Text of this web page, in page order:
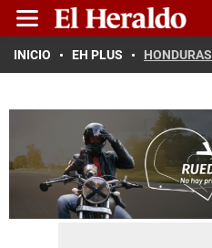
INICIO EH PLUS HONDURAS